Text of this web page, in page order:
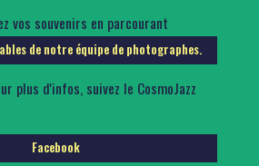
vos souvenirs en parcourant
de notre équipe de photographes.
plus d'infos, suivez le CosmoJazz
Facebook